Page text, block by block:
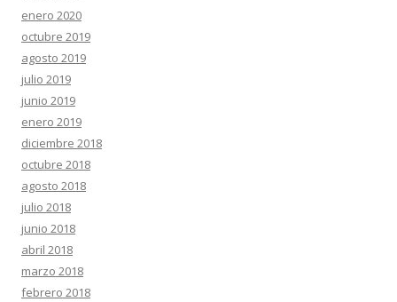
enero 2020
octubre 2019
agosto 2019
julio 2019
junio 2019
enero 2019
diciembre 2018
octubre 2018
agosto 2018
julio 2018
junio 2018
abril 2018
marzo 2018
febrero 2018